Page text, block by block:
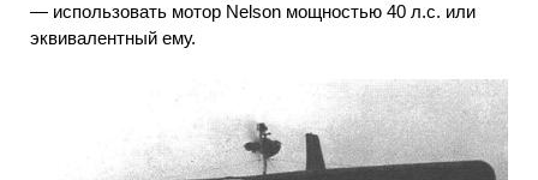
— использовать мотор Nelson мощностью 40 л.с. или
эквивалентный ему.